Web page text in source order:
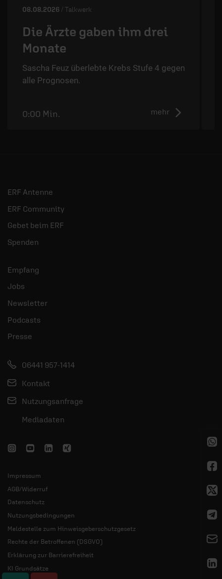
08.08.2026 / Talkwerk
Die Ärzte gaben ihm drei
Monate
Sascha Feuz überlebte Krebs Stufe 4 gegen
alle Prognosen.
mehr
0:00 Min.
ERF Antenne
ERF Community
Gebet beim ERF
Spenden
Empfang
Jobs
Newsletter
Podcasts
Presse
06441 957-1414
Kontakt
Nutzungsanfrage
Mediadaten
Impressum
AGB/Widerruf
Datenschutz
Nutzungsbedingungen
Meldestelle zum Hinweisgeberschutzgesetz
Rechte der Betroffenen (DSGVO)
Erklärung zur Barrierefreiheit
KI Grundsätze